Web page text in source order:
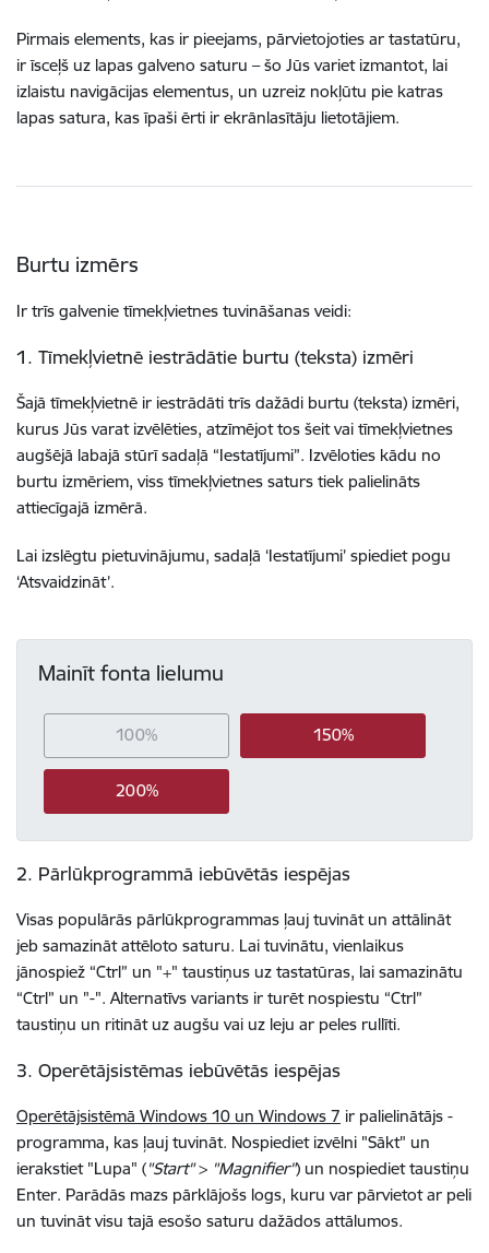
Pirmais elements, kas ir pieejams, pārvietojoties ar tastatūru,
ir īsceļš uz lapas galveno saturu – šo Jūs variet izmantot, lai
izlaistu navigācijas elementus, un uzreiz nokļūtu pie katras
lapas satura, kas īpaši ērti ir ekrānlasītāju lietotājiem.
Burtu izmērs
Ir trīs galvenie tīmekļvietnes tuvināšanas veidi:
1. Tīmekļvietnē iestrādātie burtu (teksta) izmēri
Šajā tīmekļvietnē ir iestrādāti trīs dažādi burtu (teksta) izmēri,
kurus Jūs varat izvēlēties, atzīmējot tos šeit vai tīmekļvietnes
augšējā labajā stūrī sadaļā “Iestatījumi”. Izvēloties kādu no
burtu izmēriem, viss tīmekļvietnes saturs tiek palielināts
attiecīgajā izmērā.
Lai izslēgtu pietuvinājumu, sadaļā ‘Iestatījumi’ spiediet pogu
‘Atsvaidzināt’.
Mainīt fonta lielumu
100% 150%
200%
2. Pārlūkprogrammā iebūvētās iespējas
Visas populārās pārlūkprogrammas ļauj tuvināt un attālināt
jeb samazināt attēloto saturu. Lai tuvinātu, vienlaikus
jānospiež “Ctrl” un "+" taustiņus uz tastatūras, lai samazinātu
“Ctrl” un "-". Alternatīvs variants ir turēt nospiestu “Ctrl”
taustiņu un ritināt uz augšu vai uz leju ar peles rullīti.
3. Operētājsistēmas iebūvētās iespējas
Operētājsistēmā Windows 10 un Windows 7 ir palielinātājs -
programma, kas ļauj tuvināt. Nospiediet izvēlni "Sākt" un
ierakstiet "Lupa" ("Start"> "Magnifier") un nospiediet taustiņu
Enter. Parādās mazs pārklājošs logs, kuru var pārvietot ar peli
un tuvināt visu tajā esošo saturu dažādos attālumos.